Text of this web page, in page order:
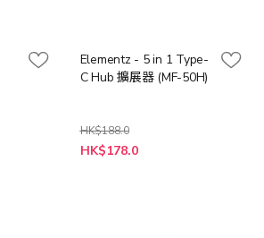
Elementz - 5 in 1 Type-
C Hub 擴展器 (MF-50H)
HK$188.0
特
殊
HK$178.0